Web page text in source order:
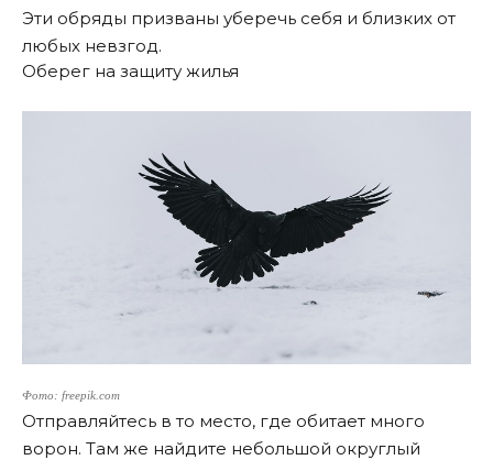
Эти обряды призваны уберечь себя и близких от
любых невзгод.
Оберег на защиту жилья
Фото: freepik.com
Отправляйтесь в то место, где обитает много
ворон. Там же найдите небольшой округлый